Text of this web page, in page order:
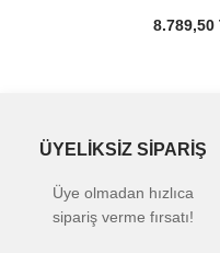
8.789,50
ÜYELİKSİZ SİPARİŞ
Üye olmadan hızlıca
sipariş verme fırsatı!